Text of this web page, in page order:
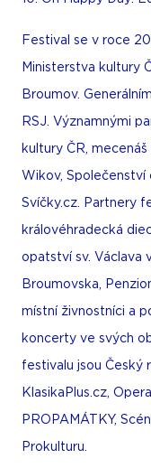
Festival se v roce
Ministerstva kultury
Broumov.
RSJ. Významnými
kultury ČR,
Wikov, Společenství
Svíčky.cz. Partnery
královéhradecká
opatství sv. Václava
Broumovska,
místní živnostníci a
koncerty ve svých
festivalu jsou Český
KlasikaPlus.cz,
PROPAMÁTKY,
Prokulturu.